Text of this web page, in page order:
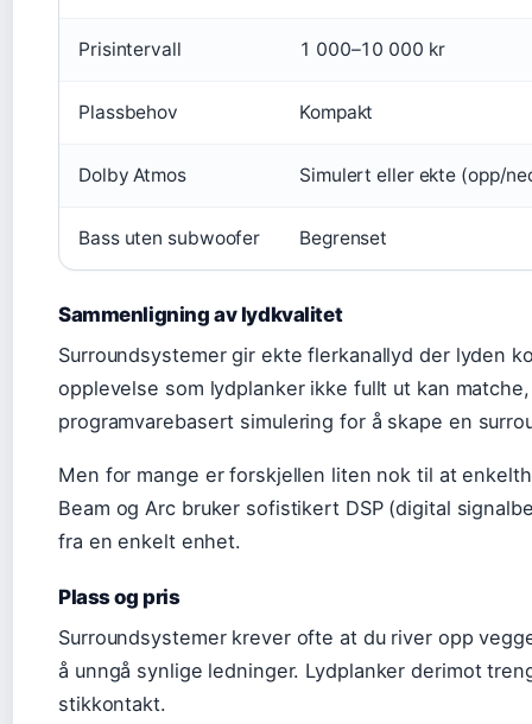
Prisintervall 1 000–10 000 kr
Plassbehov Kompakt
Dolby Atmos Simulert eller ekte (opp/
Bass uten subwoofer Begrenset
Sammenligning av lydkvalitet
Surroundsystemer gir ekte flerkanallyd der lyden
opplevelse som lydplanker ikke fullt ut kan
programvarebasert simulering for å skape en
Men for mange er forskjellen liten nok til at
Beam og Arc bruker sofistikert DSP (digital
fra en enkelt enhet.
Plass og pris
Surroundsystemer krever ofte at du river opp
å unngå synlige ledninger. Lydplanker derimot
stikkontakt.